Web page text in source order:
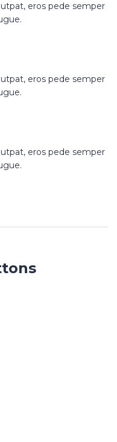
eros pede semper
eros pede semper
eros pede semper